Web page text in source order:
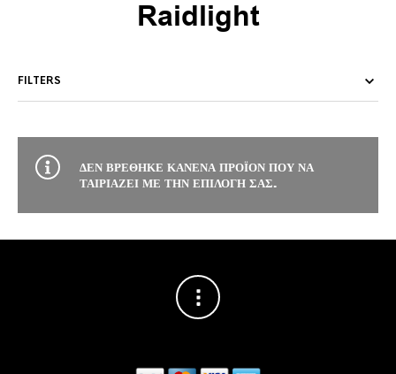
Raidlight
FILTERS
ΔΕΝ ΒΡΈΘΗΚΕ ΚΑΝΈΝΑ ΠΡΟΪΌΝ ΠΟΥ ΝΑ
ΤΑΙΡΙΆΖΕΙ ΜΕ ΤΗΝ ΕΠΙΛΟΓΉ ΣΑΣ.